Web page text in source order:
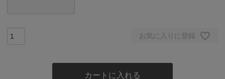
お気に入りに登録
カートに入れる